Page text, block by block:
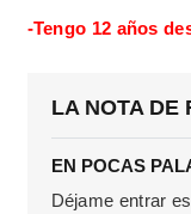
-Tengo 12 años
LA NOTA DE
EN POCAS
Déjame entrar